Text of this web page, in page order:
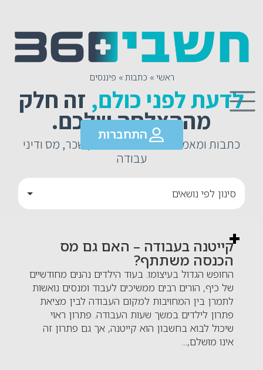
התחברות
ראשי » כתבות » פיננסים
לדעת לפני כולם, זה חלק
מההצלחה שלכם.
כתבות ומאמרים בתחום פיננסים, שכר, מס ודיני
עבודה
סינון לפי נושאים
קייטנה בעבודה – האם גם מס
הכנסה משתתף?
החופש הגדול בעיצומו. בעוד הילדים נהנים מחודשיים
של כיף, הורים רבים ממשיכים לעבוד ומנסים נואשות
לתמרן בין המחויבות למקום העבודה לבין מציאת
פתרון לילדים במשך שעות העבודה. פתרון ראוי
שיכול לבוא בחשבון הוא קייטנה, אך גם פתרון זה
אינו מושלם,...